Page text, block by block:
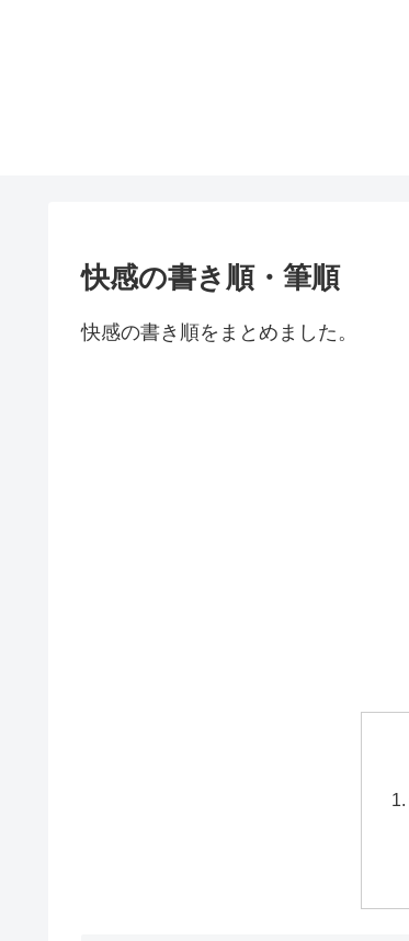
快感の書き順・筆順
快感の書き順をまとめました。